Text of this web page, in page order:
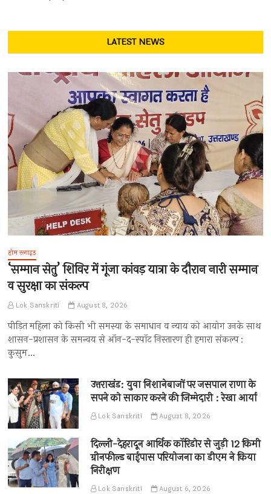
LATEST NEWS
होम स्लाइड
‘सम्मान सेतु’ शिविर में गूंजा कांवड़ यात्रा के दौरान नारी सम्मान
व सुरक्षा का संकल्प
Lok Sanskriti August 8, 2026
पीड़ित महिला को किसी भी समस्या के समाधान व न्याय को आयोग उनके साथ
शासन-प्रशासन के समन्वय से ऑन-द-स्पॉट निस्तारण ही हमारा संकल्प :
कुसुम…
उत्तराखंड: युवा निशानेबाजों पर जसपाल राणा के
सपने को साकार करने की जिम्मेदारी : रेखा आर्या
Lok Sanskriti August 8, 2026
दिल्ली-देहरादून आर्थिक कॉरिडोर से जुड़ी 12 किमी
ग्रीनफील्ड बाईपास परियोजना का डीएम ने किया
निरीक्षण
Lok Sanskriti August 6, 2026